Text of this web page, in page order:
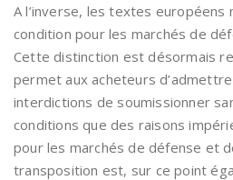
A l’inverse, les textes européens
condition pour les marchés de
Cette distinction est désormais
permet aux acheteurs
interdictions de soumissionner
conditions que des raisons
pour les marchés de défense et
transposition est, sur ce point